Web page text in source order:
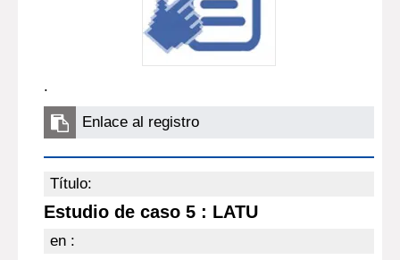
.
Enlace al registro
Título:
Estudio de caso 5 : LATU
en :